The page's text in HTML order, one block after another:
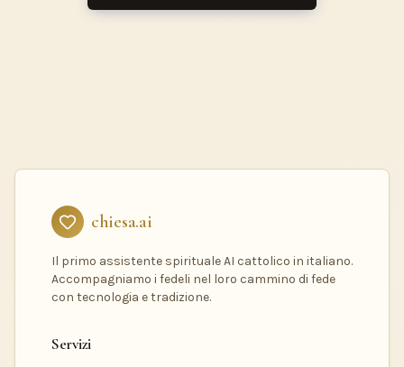
chiesa.ai
Il primo assistente spirituale AI cattolico in italiano.
Accompagniamo i fedeli nel loro cammino di fede
con tecnologia e tradizione.
Servizi